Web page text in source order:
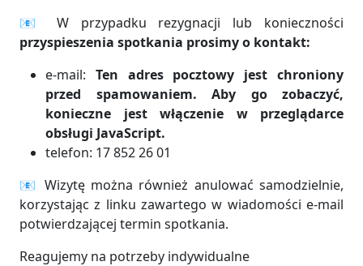
📧 W przypadku rezygnacji lub konieczności
przyspieszenia spotkania prosimy o kontakt:
e-mail: Ten adres pocztowy jest chroniony
przed spamowaniem. Aby go zobaczyć,
konieczne jest włączenie w przeglądarce
obsługi JavaScript.
telefon: 17 852 26 01
📧 Wizytę można również anulować samodzielnie,
korzystając z linku zawartego w wiadomości e-mail
potwierdzającej termin spotkania.
Reagujemy na potrzeby indywidualne